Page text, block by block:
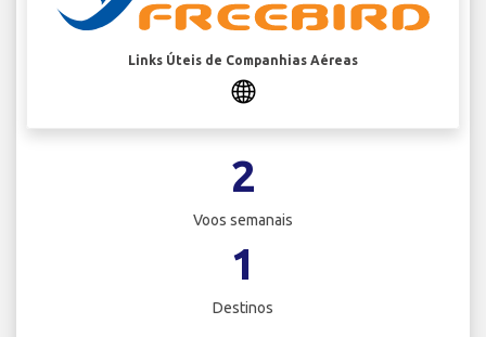
Links Úteis de Companhias Aéreas
2
Voos semanais
1
Destinos